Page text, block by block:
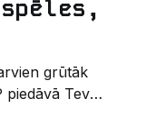
grūtāk
piedāvā Tev